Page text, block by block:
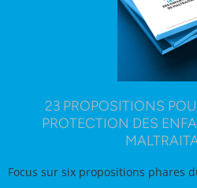
23 PROPOSITIONS
PROTECTION DES
Focus sur six propositions phares